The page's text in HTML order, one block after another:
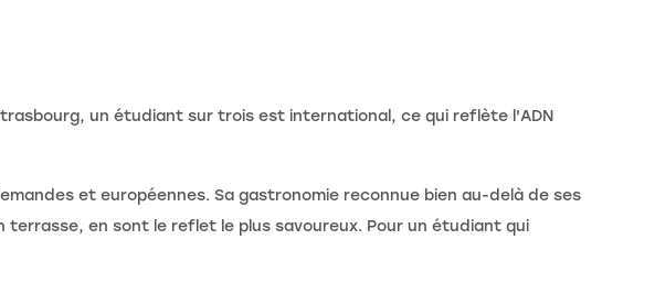
un étudiant sur trois est international, ce qui reflète l'ADN
et européennes. Sa gastronomie reconnue bien au-delà de ses
en sont le reflet le plus savoureux. Pour un étudiant qui